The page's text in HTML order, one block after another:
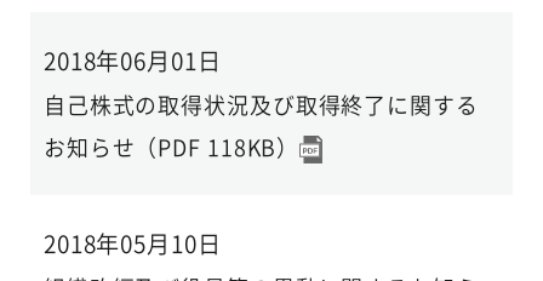
2018年06月01日
自己株式の取得状況及び取得終了に関する
お知らせ（PDF 118KB）
2018年05月10日